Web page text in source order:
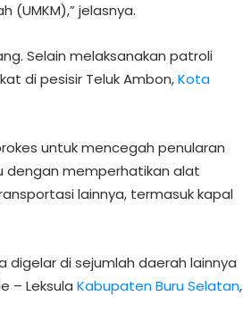
jelasnya.
Selain melaksanakan patroli
di pesisir Teluk Ambon,Kota
untuk mencegah penularan
dengan memperhatikan alat
lainnya, termasuk kapal
di sejumlah daerah lainnya
– Leksula Kabupaten Buru Selatan,